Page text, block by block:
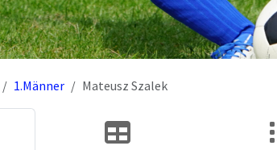
1.Männer Mateusz Szalek